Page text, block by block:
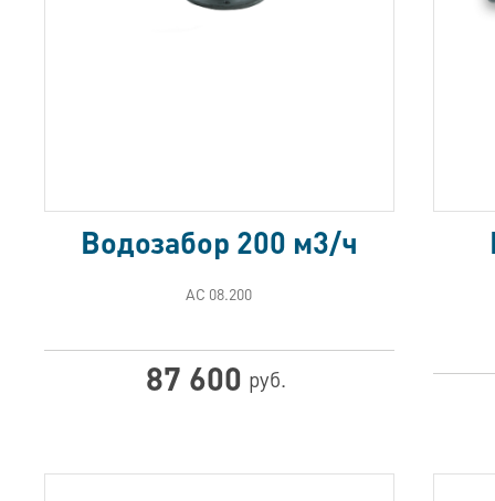
Водозабор 200 м3/ч
АС 08.200
87 600 руб.